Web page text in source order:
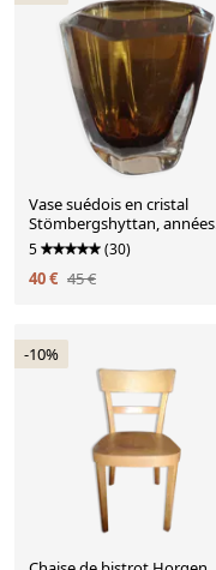
Vase suédois en cristal
Stömbergshyttan, années
1950
5 (30)
40 € 45 €
-10%